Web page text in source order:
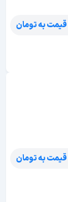
قیمت به تومان
قیمت به تومان